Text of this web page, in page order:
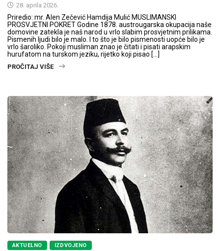
28. aprila 2026.
Priredio: mr. Alen Zečević Hamdija Mulić MUSLIMANSKI
PROSVJETNI POKRET Godine 1878. austrougarska okupacija naše
domovine zatekla je naš narod u vrlo slabim prosvjetnim prilikama.
Pismenih ljudi bilo je malo. I to što je bilo pismenosti uopće bilo je
vrlo šaroliko. Pokoji musliman znao je čitati i pisati arapskim
hurufatom na turskom jeziku, rijetko koji pisao […]
PROČITAJ VIŠE
AKTUELNO IZDVOJENO